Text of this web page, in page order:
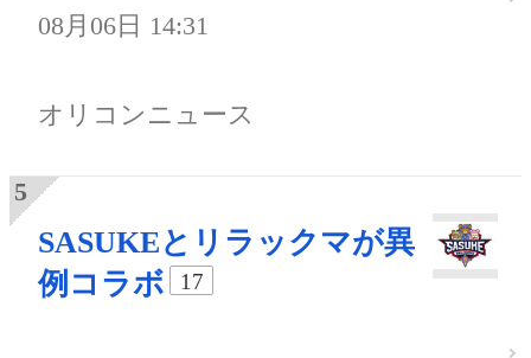
08月06日 14:31
オリコンニュース
SASUKEとリラックマが異
例コラボ
17